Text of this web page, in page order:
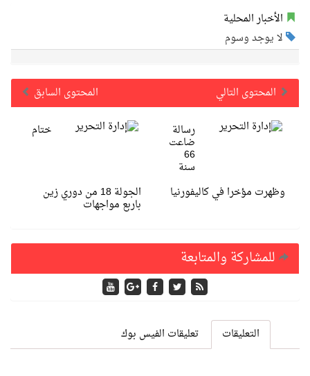
الأخبار المحلية
لا يوجد وسوم
المحتوى السابق
المحتوى التالي
ختام
الجولة 18 من دوري زين
باربع مواجهات
رسالة
ضاعت
66
سنة
وظهرت مؤخرا في كاليفورنيا
للمشاركة والمتابعة
التعليقات تعليقات الفيس بوك